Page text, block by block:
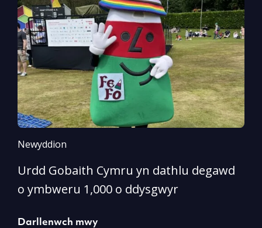
Newyddion
Urdd Gobaith Cymru yn dathlu degawd
o ymbweru 1,000 o ddysgwyr
Darllenwch mwy